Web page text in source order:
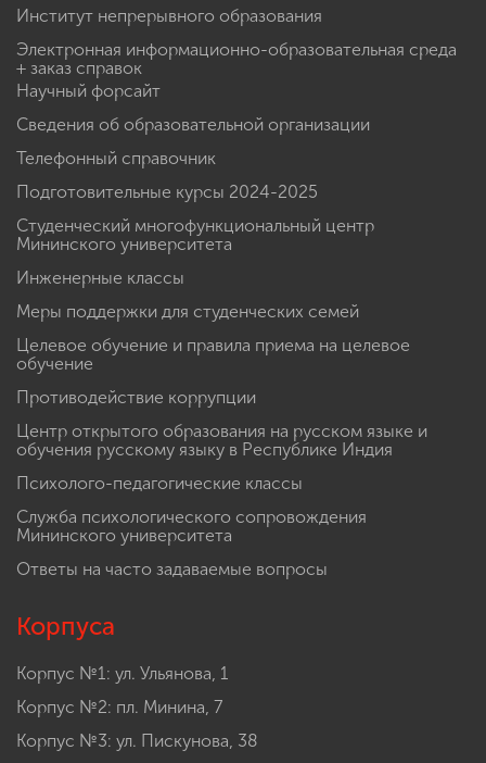
Институт непрерывного образования
Электронная информационно-образовательная среда
+ заказ справок
Научный форсайт
Сведения об образовательной организации
Телефонный справочник
Подготовительные курсы 2024-2025
Студенческий многофункциональный центр
Мининского университета
Инженерные классы
Меры поддержки для студенческих семей
Целевое обучение и правила приема на целевое
обучение
Противодействие коррупции
Центр открытого образования на русском языке и
обучения русскому языку в Республике Индия
Психолого-педагогические классы
Служба психологического сопровождения
Мининского университета
Ответы на часто задаваемые вопросы
Корпуса
Корпус №1: ул. Ульянова, 1
Корпус №2: пл. Минина, 7
Корпус №3: ул. Пискунова, 38